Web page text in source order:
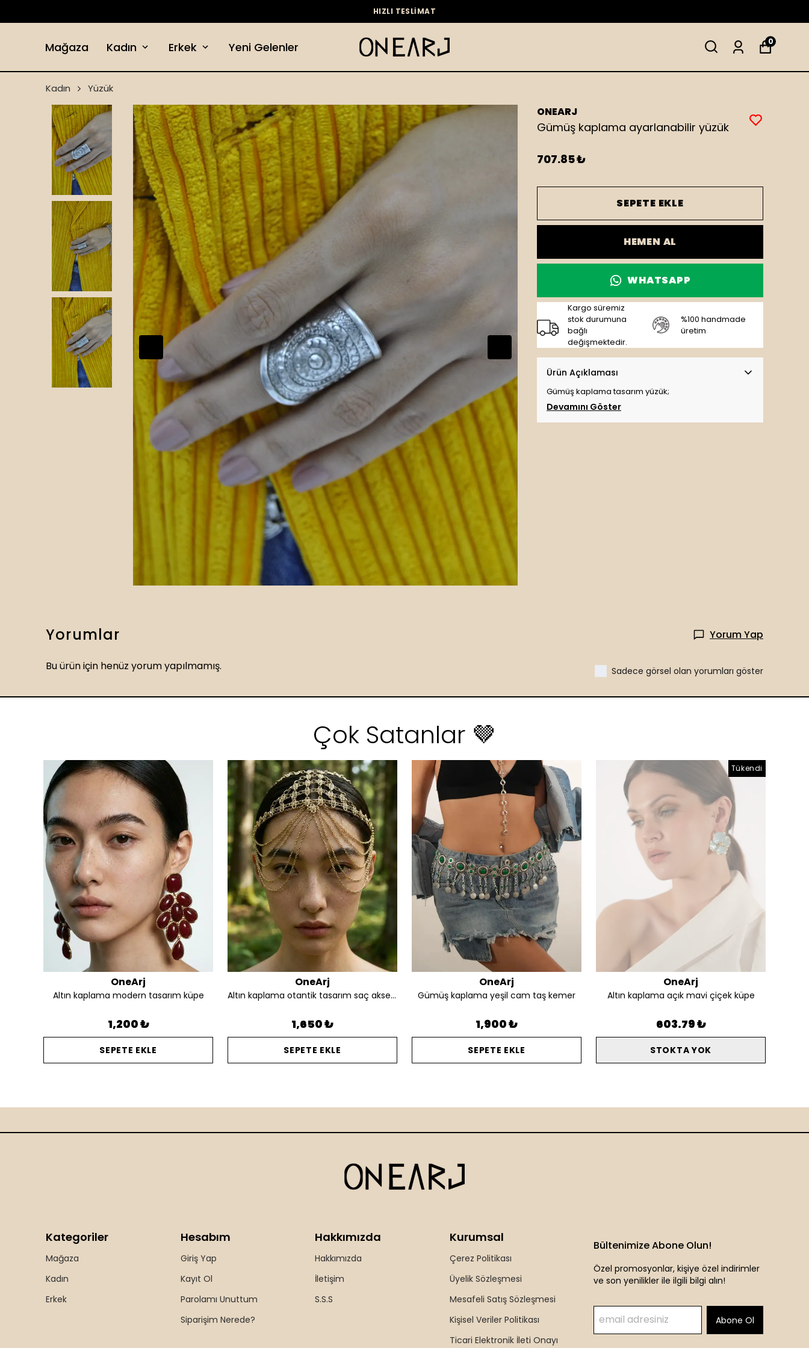
HIZLI TESLİMAT
Mağaza Kadın Erkek Yeni Gelenler 0
Kadın Yüzük
ONEARJ
Gümüş kaplama ayarlanabilir yüzük
707.85 ₺
SEPETE EKLE
HEMEN AL
WHATSAPP
Kargo süremiz
stok durumuna
bağlı
değişmektedir.
%100 handmade
üretim
Ürün Açıklaması
Gümüş kaplama tasarım yüzük;
Devamını Göster
Yorumlar Yorum Yap
Bu ürün için henüz yorum yapılmamış. Sadece görsel olan yorumları göster
Çok Satanlar 🤎
OneArj
Altın kaplama modern tasarım küpe
1,200 ₺
SEPETE EKLE
OneArj
Altın kaplama otantik tasarım saç aksesuarı
1,650 ₺
SEPETE EKLE
OneArj
Gümüş kaplama yeşil cam taş kemer
1,900 ₺
SEPETE EKLE
Tükendi
OneArj
Altın kaplama açık mavi çiçek küpe
603.79 ₺
STOKTA YOK
Kategoriler
Mağaza
Kadın
Erkek
Hesabım
Giriş Yap
Kayıt Ol
Parolamı Unuttum
Siparişim Nerede?
Hakkımızda
Hakkımızda
İletişim
S.S.S
Kurumsal
Çerez Politikası
Üyelik Sözleşmesi
Mesafeli Satış Sözleşmesi
Kişisel Veriler Politikası
Ticari Elektronik İleti Onayı
Bültenimize Abone Olun!
Özel promosyonlar, kişiye özel indirimler
ve son yenilikler ile ilgili bilgi alın!
Abone Ol